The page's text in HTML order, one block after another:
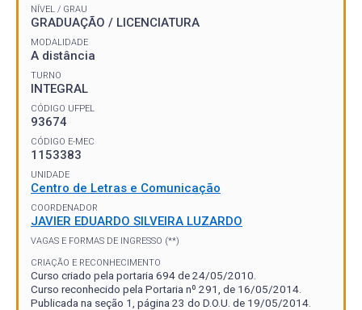
NÍVEL / GRAU
GRADUAÇÃO / LICENCIATURA
MODALIDADE
A distância
TURNO
INTEGRAL
CÓDIGO UFPEL
93674
CÓDIGO E-MEC
1153383
UNIDADE
Centro de Letras e Comunicação
COORDENADOR
JAVIER EDUARDO SILVEIRA LUZARDO
VAGAS E FORMAS DE INGRESSO (**)
CRIAÇÃO E RECONHECIMENTO
Curso criado pela portaria 694 de 24/05/2010.
Curso reconhecido pela Portaria nº 291, de 16/05/2014.
Publicada na seção 1, página 23 do D.O.U. de 19/05/2014.